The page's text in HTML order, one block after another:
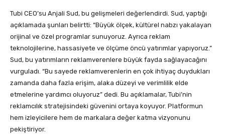
Tubi CEO’su Anjali Sud, bu gelişmeleri değerlendirdi. Sud, yaptığı
açıklamada şunları belirtti: “Büyük ölçek, kültürel nabzı yakalayan
orijinal ve özel programlar sunuyoruz. Ayrıca reklam
teknolojilerine, hassasiyete ve ölçüme öncü yatırımlar yapıyoruz.”
Sud, bu yatırımların reklamverenlere büyük fayda sağlayacağını
vurguladı. “Bu sayede reklamverenlerin en çok ihtiyaç duydukları
zamanda daha fazla erişim, alaka düzeyi ve verimlilik elde
etmelerine yardımcı oluyoruz” dedi. Bu açıklamalar, Tubi’nin
reklamcılık stratejisindeki güvenini ortaya koyuyor. Platformun
hem izleyicilere hem de markalara değer katma vizyonunu
pekiştiriyor.